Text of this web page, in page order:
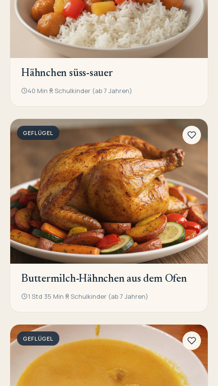
Hähnchen süss-sauer
40 Min Schulkinder (ab 7 Jahren)
GEFLÜGEL
Buttermilch-Hähnchen aus dem Ofen
1 Std 35 Min Schulkinder (ab 7 Jahren)
GEFLÜGEL